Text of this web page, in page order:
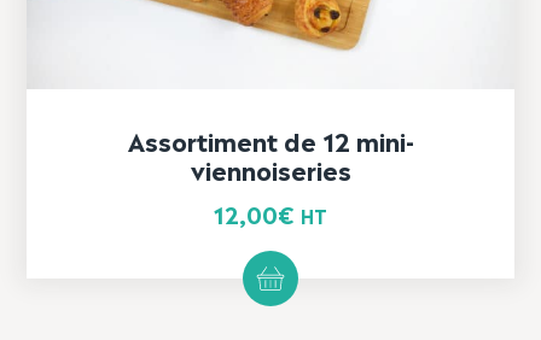
Assortiment de 12 mini-
viennoiseries
12,00€ HT